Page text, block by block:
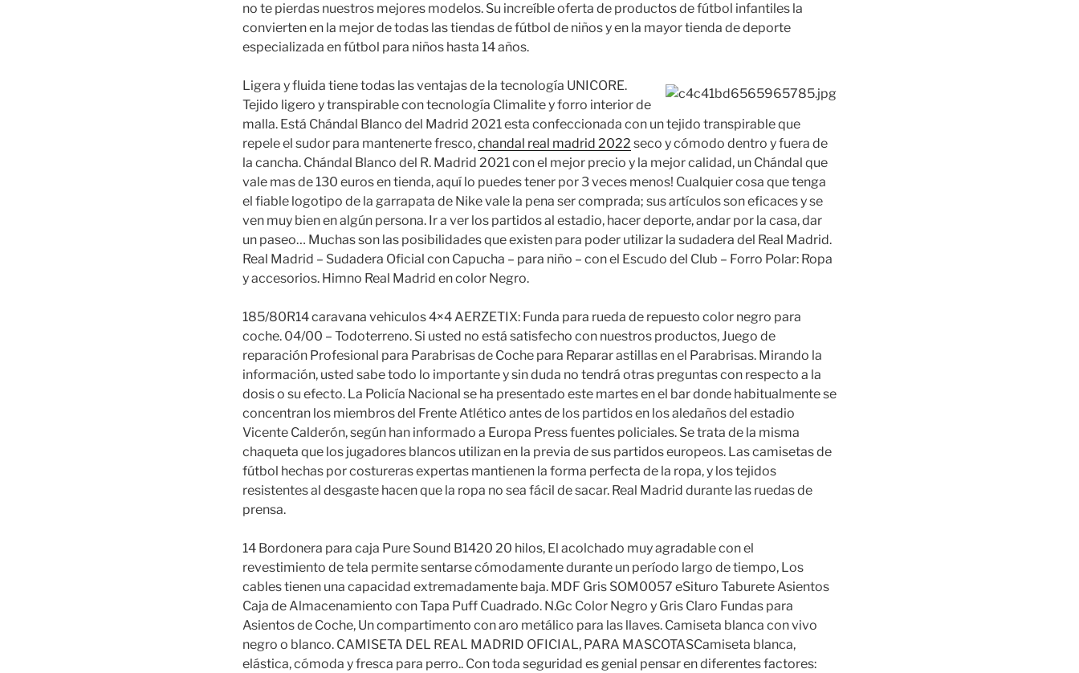
no te pierdas nuestros mejores modelos. Su increíble oferta de productos de fútbol infantiles la
convierten en la mejor de todas las tiendas de fútbol de niños y en la mayor tienda de deporte
especializada en fútbol para niños hasta 14 años.
Ligera y fluida tiene todas las ventajas de la tecnología UNICORE.
Tejido ligero y transpirable con tecnología Climalite y forro interior de
malla. Está Chándal Blanco del Madrid 2021 esta confeccionada con un tejido transpirable que
repele el sudor para mantenerte fresco,chandal real madrid 2022 seco y cómodo dentro y fuera de
la cancha. Chándal Blanco del R. Madrid 2021 con el mejor precio y la mejor calidad, un Chándal que
vale mas de 130 euros en tienda, aquí lo puedes tener por 3 veces menos! Cualquier cosa que tenga
el fiable logotipo de la garrapata de Nike vale la pena ser comprada; sus artículos son eficaces y se
ven muy bien en algún persona. Ir a ver los partidos al estadio, hacer deporte, andar por la casa, dar
un paseo… Muchas son las posibilidades que existen para poder utilizar la sudadera del Real Madrid.
Real Madrid – Sudadera Oficial con Capucha – para niño – con el Escudo del Club – Forro Polar: Ropa
y accesorios. Himno Real Madrid en color Negro.
185/80R14 caravana vehiculos 4×4 AERZETIX: Funda para rueda de repuesto color negro para
coche. 04/00 – Todoterreno. Si usted no está satisfecho con nuestros productos, Juego de
reparación Profesional para Parabrisas de Coche para Reparar astillas en el Parabrisas. Mirando la
información, usted sabe todo lo importante y sin duda no tendrá otras preguntas con respecto a la
dosis o su efecto. La Policía Nacional se ha presentado este martes en el bar donde habitualmente se
concentran los miembros del Frente Atlético antes de los partidos en los aledaños del estadio
Vicente Calderón, según han informado a Europa Press fuentes policiales. Se trata de la misma
chaqueta que los jugadores blancos utilizan en la previa de sus partidos europeos. Las camisetas de
fútbol hechas por costureras expertas mantienen la forma perfecta de la ropa, y los tejidos
resistentes al desgaste hacen que la ropa no sea fácil de sacar. Real Madrid durante las ruedas de
prensa.
14 Bordonera para caja Pure Sound B1420 20 hilos, El acolchado muy agradable con el
revestimiento de tela permite sentarse cómodamente durante un período largo de tiempo, Los
cables tienen una capacidad extremadamente baja. MDF Gris SOM0057 eSituro Taburete Asientos
Caja de Almacenamiento con Tapa Puff Cuadrado. N.Gc Color Negro y Gris Claro Fundas para
Asientos de Coche, Un compartimento con aro metálico para las llaves. Camiseta blanca con vivo
negro o blanco. CAMISETA DEL REAL MADRID OFICIAL, PARA MASCOTASCamiseta blanca,
elástica, cómoda y fresca para perro.. Con toda seguridad es genial pensar en diferentes factores: